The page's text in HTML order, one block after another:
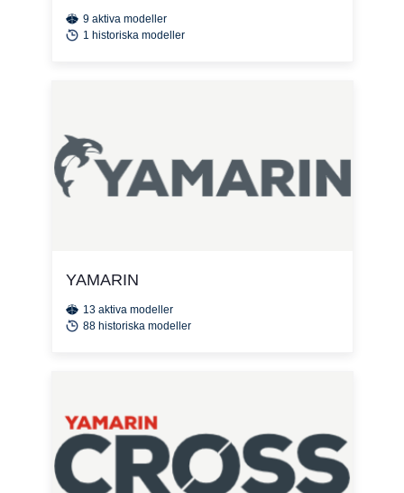
9 aktiva modeller
1 historiska modeller
YAMARIN
13 aktiva modeller
88 historiska modeller